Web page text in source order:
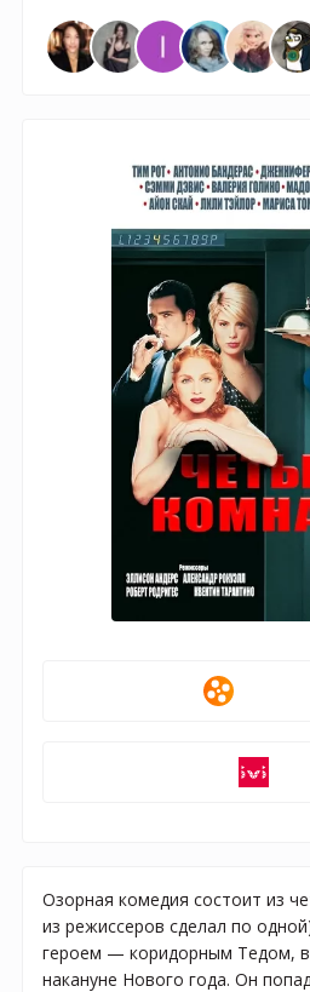
Озорная комедия состоит из
из режиссеров сделал по
героем — коридорным Тедом,
накануне Нового года. Он